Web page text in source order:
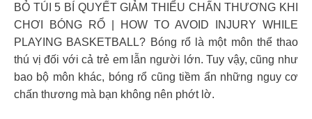
BỎ TÚI 5 BÍ QUYẾT GIẢM THIỂU CHẤN THƯƠNG KHI
CHƠI BÓNG RỔ | HOW TO AVOID INJURY WHILE
PLAYING BASKETBALL? Bóng rổ là một môn thể thao
thú vị đối với cả trẻ em lẫn người lớn. Tuy vậy, cũng như
bao bộ môn khác, bóng rổ cũng tiềm ẩn những nguy cơ
chấn thương mà bạn không nên phớt lờ.